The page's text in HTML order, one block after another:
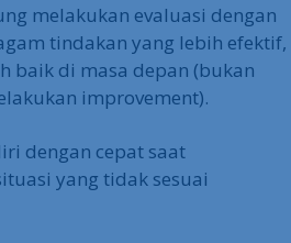
melakukan evaluasi dengan
tindakan yang lebih efektif,
baik di masa depan (bukan
improvement).
dengan cepat saat
yang tidak sesuai